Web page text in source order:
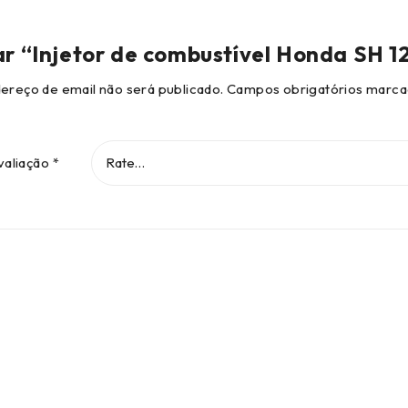
de combustível Honda SH
de email não será publicado. Campos obrigatórios
*